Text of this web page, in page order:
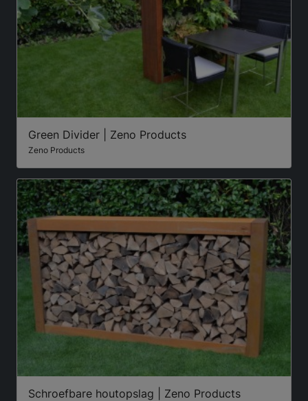
Green Divider | Zeno Products
Zeno Products
Schroefbare houtopslag | Zeno Products